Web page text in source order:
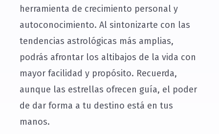
herramienta de crecimiento personal y
autoconocimiento. Al sintonizarte con las
tendencias astrológicas más amplias,
podrás afrontar los altibajos de la vida con
mayor facilidad y propósito. Recuerda,
aunque las estrellas ofrecen guía, el poder
de dar forma a tu destino está en tus
manos.